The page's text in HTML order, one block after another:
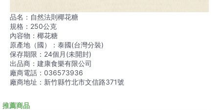
品名：自然法則椰花糖
規格：250公克
內容物：椰花糖
原產地（國）：泰國(台灣分裝)
保存期限：24個月(未開封)
出品商：建康食樂有限公司
廠商電話：036573936
廠商地址：新竹縣竹北市文信路371號
推薦商品